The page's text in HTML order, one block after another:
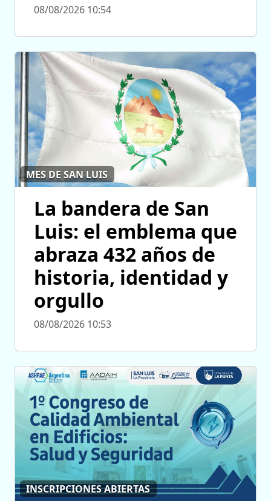
08/08/2026 10:54
MES DE SAN LUIS
La bandera de San
Luis: el emblema que
abraza 432 años de
historia, identidad y
orgullo
08/08/2026 10:53
INSCRIPCIONES ABIERTAS